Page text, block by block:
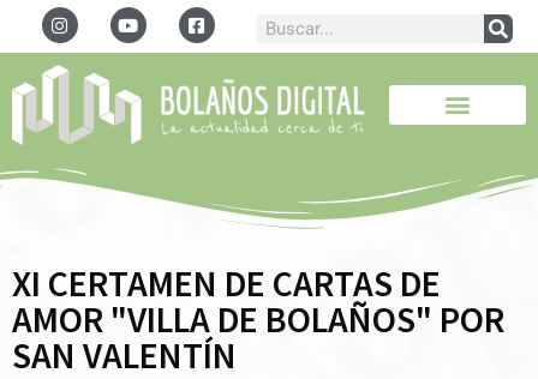
XI CERTAMEN DE CARTAS DE
AMOR "VILLA DE BOLAÑOS" POR
SAN VALENTÍN